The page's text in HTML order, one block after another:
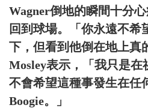
Wagner倒地的瞬間十分
回到球場。「你永遠不希
下，但看到他倒在地上真
Mosley表示，「我只是在
不會希望這種事發生在任
Boogie。」